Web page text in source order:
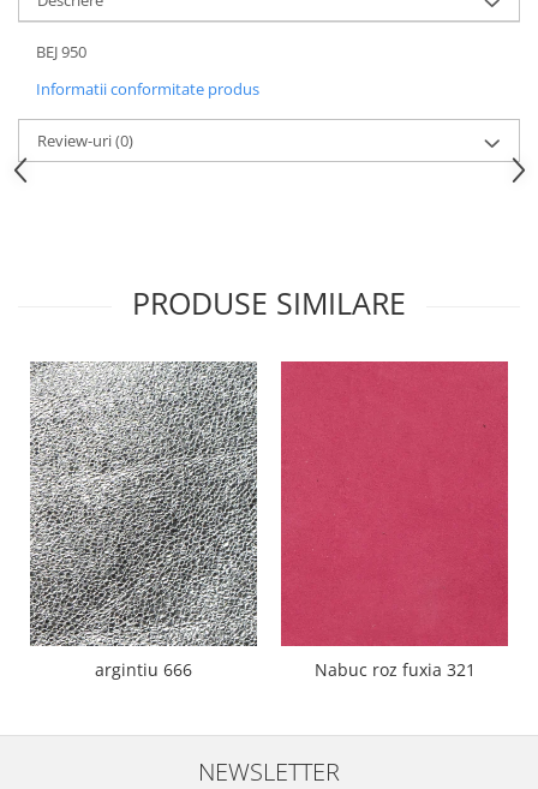
BEJ 950
Informatii conformitate produs
Review-uri(0)
PRODUSE SIMILARE
argintiu 666 Nabuc roz fuxia 321
NEWSLETTER